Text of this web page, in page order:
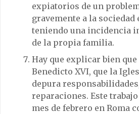
expiatorios de un
gravemente a la sociedad
teniendo una incidencia
de la propia familia.
Hay que explicar bien que
Benedicto XVI, que la
depura
reparaciones. Este
mes de febrero en Roma